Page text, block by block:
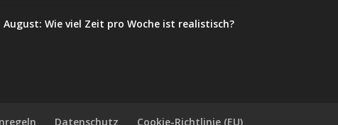
Wie viel Zeit pro Woche ist realistisch?
Datenschutz Cookie-Richtlinie (EU)